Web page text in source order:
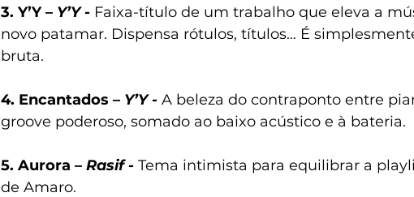
3. Y’Y – Y’Y - Faixa-título de um trabalho que eleva a
novo patamar. Dispensa rótulos, títulos… É
bruta.
4. Encantados – Y’Y - A beleza do contraponto entre
groove poderoso, somado ao baixo acústico e à bateria.
5. Aurora – Rasif - Tema intimista para equilibrar a
de Amaro.